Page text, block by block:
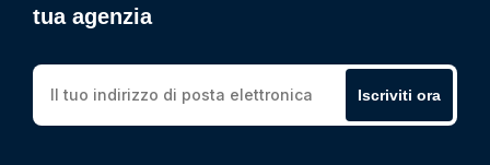
tua agenzia
Iscriviti ora